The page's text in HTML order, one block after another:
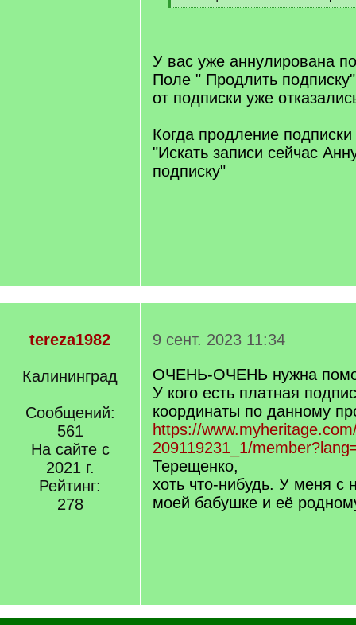
[
У вас уже аннулирована
Поле " Продлить
от подписки уже
Когда продление подписки
"Искать записи сейчас
подписку"
tereza1982
Калининград
Сообщений:
561
На сайте с
2021 г.
Рейтинг:
278
9 сент. 2023 11:34
ОЧЕНЬ-ОЧЕНЬ нужна
У кого есть платная
координаты по данному
https://
209119231_1/
Терещенко,
хоть что-нибудь. У меня с
моей бабушке и её